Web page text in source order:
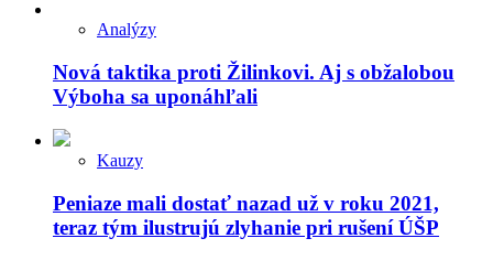
Analýzy
Nová taktika proti Žilinkovi. Aj s obžalobou
Výboha sa uponáhľali
Kauzy
Peniaze mali dostať nazad už v roku 2021,
teraz tým ilustrujú zlyhanie pri rušení ÚŠP